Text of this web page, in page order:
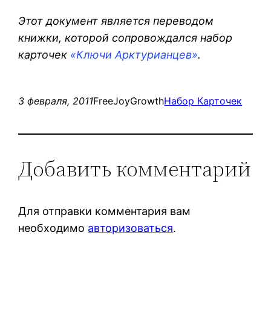
Этот документ является переводом
книжки, которой сопровождался набор
карточек «Ключи Арктурианцев».
3 февраля, 2011FreeJoyGrowthНабор Карточек
Добавить комментарий
Для отправки комментария вам
необходимо авторизоваться.